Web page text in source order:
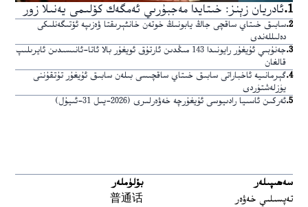
1
.ئادريان زېنز: خىتايدا مەجبۇرىي ئەمگەك كۆلىمى يەنىلا زور
2
.سابىق خىتاي ساقچى جاڭ يابونىڭ خوتەن خانئېرىقتا ۋەزىپە ئۆتىگەنلىكى
دەلىللەندى
3
.
جەنۇبىي ئۇيغۇر رايونىدا 143 مىڭدىن ئارتۇق ئويغۇر بالا ئاتا-ئانىسىدىن ئايرىلىپ
قالغان
4
.گېرمانىيە ئاخباراتى سابىق خىتاي ساقچىسى بىلەن سابىق ئۇيغۇر تۇتقۇننى
يۈزلەشتۈردى
5
.ئەركىن ئاسىيا رادىيوسى ئۇيغۇرچە خەۋەرلىرى (2026-يىل 31-ئىيۇل)
سەھىپىلەر
تەپسىلىي خەۋەر
بۆلۈملەر
普通话